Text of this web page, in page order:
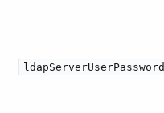
ldapServerUserPassword